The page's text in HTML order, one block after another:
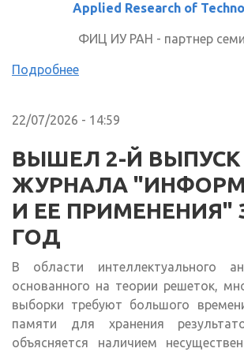
Applied Research of
ФИЦ ИУ РАН - партнер
Подробнее
22/07/2026 - 14:59
ВЫШЕЛ 2-Й ВЫПУСК
ЖУРНАЛА
И ЕЕ ПРИМЕНЕНИЯ"
ГОД
В области интеллектуального
основанного на теории решеток,
выборки требуют большого
памяти для хранения
объясняется наличием